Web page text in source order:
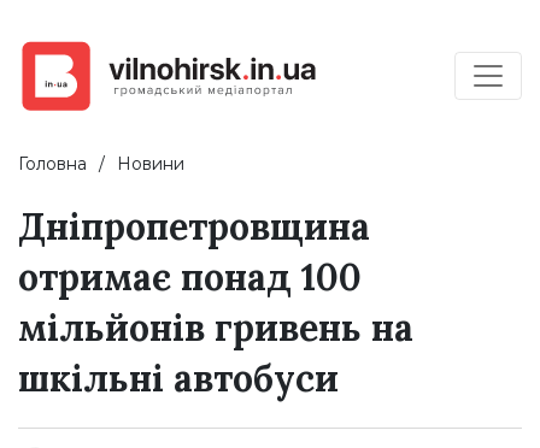
Головна Новини
Дніпропетровщина
отримає понад 100
мільйонів гривень на
шкільні автобуси